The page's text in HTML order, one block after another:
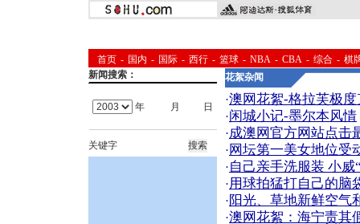
首页 - 国内 - 国际 - 西行 - 篮球 - NBA - CBA - 综合 - 棋
新闻搜索：
年 月 日
关键字
花絮杂闻
·澳网花絮-格拉芙极
·闲城小记-墨尔本风情
·成澳网官方网站点击
·网坛第一美女地位受
·自己亲手洗服装 小
·用球拍猛打自己的脑
·阳光、草地新鲜空气
·澳网花絮：海宁责其